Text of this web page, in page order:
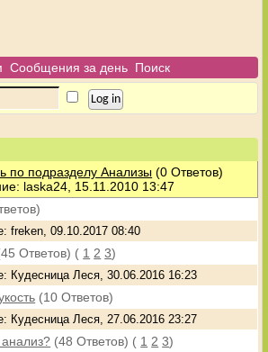
Сообщения за день Поиск
по подразделу Анализы (0 Ответов)
laska24, 15.11.2010 13:47
freken, 09.10.2017 08:40
Ответов) ( 1 2 3)
Кудесница Леся, 30.06.2016 16:23
(10 Ответов)
Кудесница Леся, 27.06.2016 23:27
(48 Ответов) ( 1 2 3)